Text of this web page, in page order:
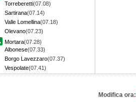
Torreberetti(07.08)
Sartirana(07.14)
Valle Lomellina(07.18)
Olevano(07.23)
Mortara(07.28)
Albonese(07.33)
Borgo Lavezzaro(07.37)
Vespolate(07.41)
Modifica ora: